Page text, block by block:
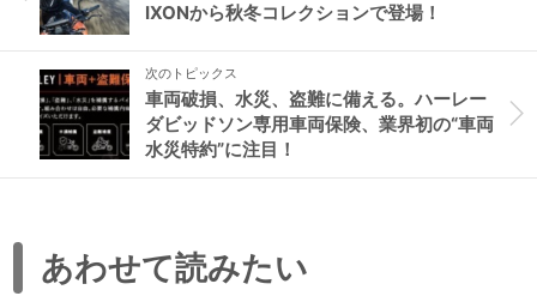
IXONから秋冬コレクションで登場！
次のトピックス
車両破損、水災、盗難に備える。ハーレー
ダビッドソン専用車両保険、業界初の“車両
水災特約”に注目！
あわせて読みたい